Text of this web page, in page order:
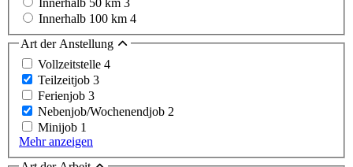
Innerhalb 50 km 3
Innerhalb 100 km 4
Art der Anstellung
Vollzeitstelle 4
Teilzeitjob 3
Ferienjob 3
Nebenjob/Wochenendjob 2
Minijob 1
Mehr anzeigen